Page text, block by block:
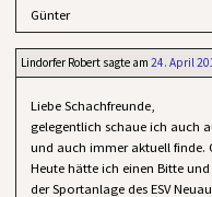
Günter
Lindorfer Robert sagte am 24. April
Liebe Schachfreunde,
gelegentlich schaue ich auch
und auch immer aktuell finde.
Heute hätte ich einen Bitte und
der Sportanlage des ESV